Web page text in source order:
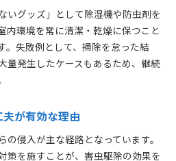
いグッズ」として除湿機や防虫剤を
内環境を常に清潔・乾燥に保つこと
。失敗例として、掃除を怠った結
量発生したケースもあるため、継続
が有効な理由
侵入が主な経路となっています。
策を施すことが、害虫駆除の効果を